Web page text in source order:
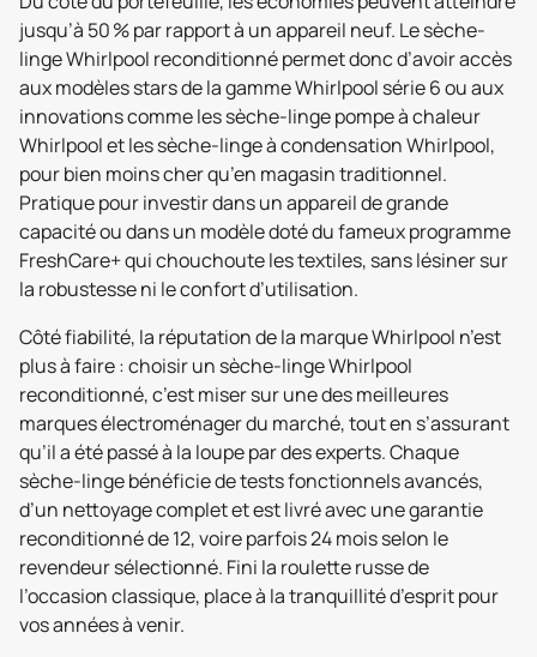
jusqu’à 50 % par rapport à un appareil neuf. Le sèche-
linge Whirlpool reconditionné permet donc d’avoir accès
aux modèles stars de la gamme Whirlpool série 6 ou aux
innovations comme les sèche-linge pompe à chaleur
Whirlpool et les sèche-linge à condensation Whirlpool,
pour bien moins cher qu’en magasin traditionnel.
Pratique pour investir dans un appareil de grande
capacité ou dans un modèle doté du fameux programme
FreshCare+ qui chouchoute les textiles, sans lésiner sur
la robustesse ni le confort d’utilisation.
Côté fiabilité, la réputation de la marque Whirlpool n’est
plus à faire : choisir un sèche-linge Whirlpool
reconditionné, c’est miser sur une des meilleures
marques électroménager du marché, tout en s’assurant
qu’il a été passé à la loupe par des experts. Chaque
sèche-linge bénéficie de tests fonctionnels avancés,
d’un nettoyage complet et est livré avec une garantie
reconditionné de 12, voire parfois 24 mois selon le
revendeur sélectionné. Fini la roulette russe de
l’occasion classique, place à la tranquillité d’esprit pour
vos années à venir.